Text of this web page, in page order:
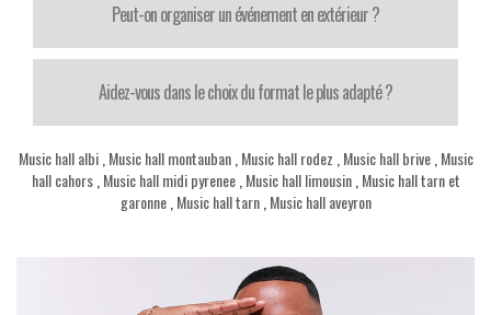
Peut-on organiser un événement en extérieur ?
Aidez-vous dans le choix du format le plus adapté ?
Music hall albi, Music hall montauban, Music hall rodez Music hall brive, Music
hall cahors, Music hall midi pyrenee, Music hall limousin, Music hall tarn et
garonne, Music hall tarn, Music hall aveyron